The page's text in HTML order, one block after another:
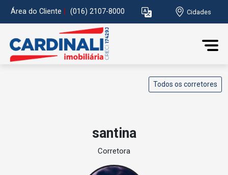
Área do Cliente (016) 2107-8000 Cidades
Todos os corretores
santina
Corretora